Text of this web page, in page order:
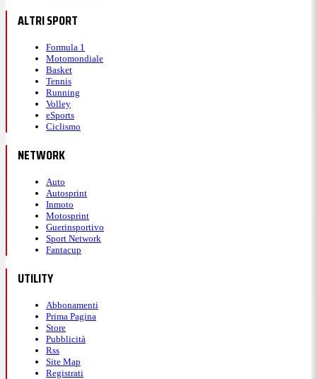
ALTRI SPORT
Formula 1
Motomondiale
Basket
Tennis
Running
Volley
eSports
Ciclismo
NETWORK
Auto
Autosprint
Inmoto
Motosprint
Guerinsportivo
Sport Network
Fantacup
UTILITY
Abbonamenti
Prima Pagina
Store
Pubblicità
Rss
Site Map
Registrati